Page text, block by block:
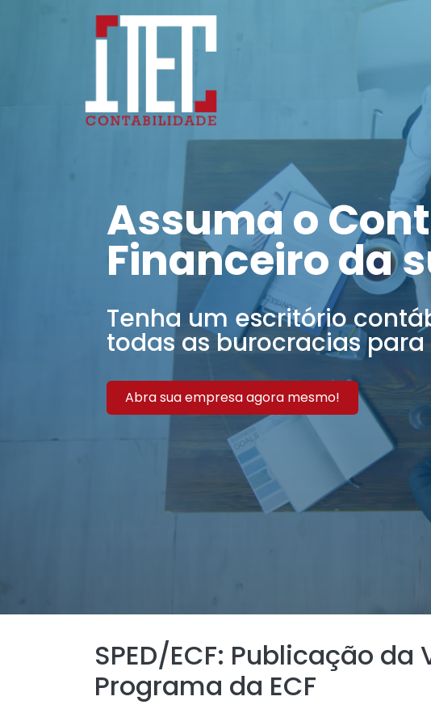
Assuma o
Financeiro da
Tenha um escritório
todas as burocracias para
Abra sua empresa agora mesmo!
SPED/ECF: Publicação da
Programa da ECF